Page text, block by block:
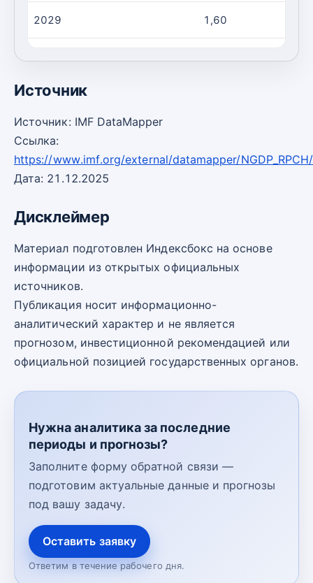
2029 1,60
Источник
Источник: IMF DataMapper
Ссылка:
https://www.imf.org/external/datamapper/
Дата: 21.12.2025
Дисклеймер
Материал подготовлен Индексбокс на основе
информации из открытых официальных
источников.
Публикация носит информационно-
аналитический характер и не является
прогнозом, инвестиционной рекомендацией или
официальной позицией государственных органов.
Нужна аналитика за последние
периоды и прогнозы?
Заполните форму обратной связи —
подготовим актуальные данные и прогнозы
под вашу задачу.
Оставить заявку
Ответим в течение рабочего дня.